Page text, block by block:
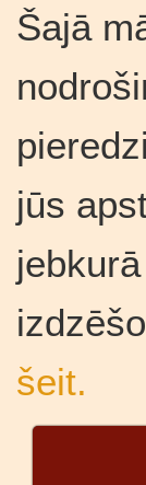
Šajā
jūs
šeit.